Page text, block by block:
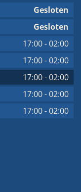
Gesloten
Gesloten
17:00-02:00
17:00-02:00
17:00-02:00
17:00-02:00
17:00-02:00